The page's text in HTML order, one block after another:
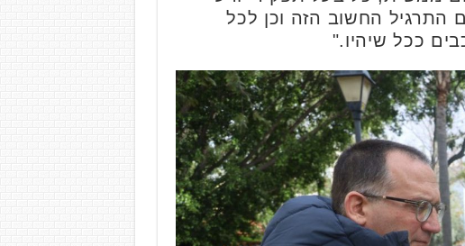
התרגיל החשוב הזה וכן לכל
ככל שיהיו."